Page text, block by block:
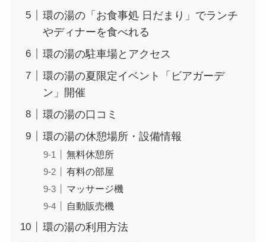
環の湯の「お食事処 日だまり」でランチ
やディナーを食べれる
環の湯の駐車場とアクセス
環の湯の夏限定イベント「ビアガーデ
ン」開催
環の湯の口コミ
環の湯の休憩場所・設備情報
無料休憩所
有料の部屋
マッサージ機
自動販売機
環の湯の利用方法